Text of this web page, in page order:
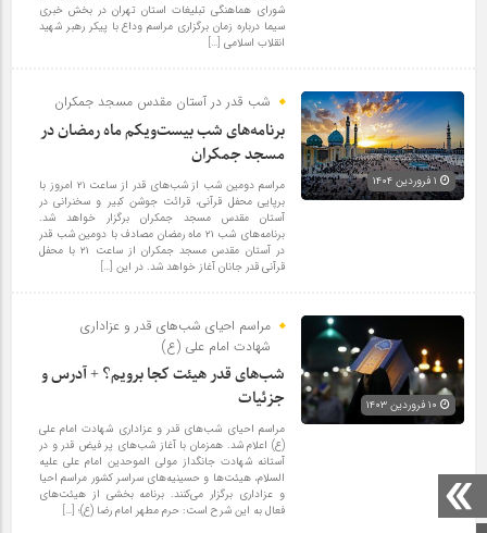
شورای هماهنگی تبلیغات استان تهران در بخش خبری
سیما درباره زمان برگزاری مراسم وداع با پیکر رهبر شهید
انقلاب اسلامی […]
شب قدر در آستان مقدس مسجد جمکران
برنامه‌های شب بیست‌ویکم ماه رمضان در
مسجد جمکران
مراسم دومین شب از شب‌های قدر از ساعت ۲۱ امروز با
برپایی محفل قرآنی، قرائت جوشن کبیر و سخنرانی در
آستان مقدس مسجد جمکران برگزار خواهد شد.
برنامه‌های شب ۲۱ ماه رمضان مصادف با دومین شب قدر
در آستان مقدس مسجد جمکران از ساعت ۲۱ با محفل
قرآنی قدر جانان آغاز خواهد شد. در این […]
مراسم احیای شب‌های قدر و عزاداری
شهادت امام علی (ع)
شب‌های قدر هیئت کجا برویم؟ + آدرس و
جزئیات
مراسم احیای شب‌های قدر و عزاداری شهادت امام علی
(ع) اعلام شد. همزمان با آغاز شب‌های پر فیض قدر و در
آستانه شهادت جانگداز مولی الموحدین امام علی علیه
السلام، هیئت‌ها و حسینیه‌های سراسر کشور مراسم احیا
و عزاداری برگزار می‌کنند. برنامه بخشی از هیئت‌های
فعال به این شرح است: حرم مطهر امام رضا (ع)؛‌ […]